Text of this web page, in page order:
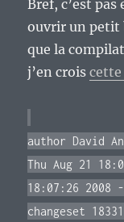
Bref, c’est pas
ouvrir un petit
que la
j’en crois
author David
Thu Aug 21
18:07:26 2008
changeset